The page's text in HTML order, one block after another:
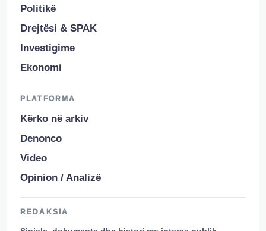
Politikë
Drejtësi & SPAK
Investigime
Ekonomi
PLATFORMA
Kërko në arkiv
Denonco
Video
Opinion / Analizë
REDAKSIA